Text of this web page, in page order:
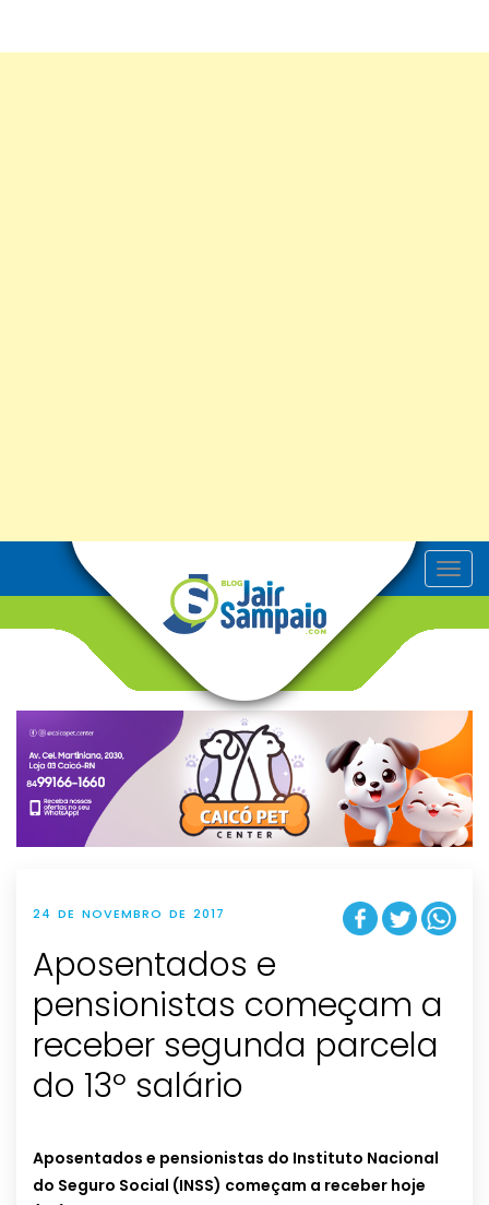
T
o
v
g
t
i
o
n
24 DE NOVEMBRO DE 2017
Aposentados e
pensionistas começam a
receber segunda parcela
do 13º salário
Aposentados e pensionistas do Instituto Nacional
do Seguro Social (INSS) começam a receber hoje